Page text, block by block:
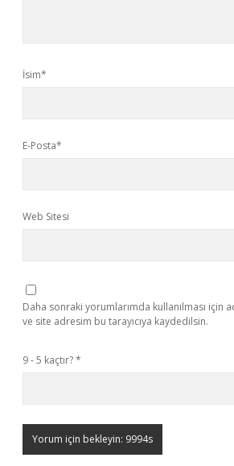
İsim*
E-Posta*
Web Sitesi
Daha sonraki yorumlarımda kullanılması için
ve site adresim bu tarayıcıya kaydedilsin.
9 - 5 kaçtır?*